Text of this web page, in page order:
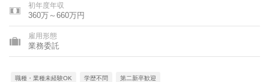
初年度年収
360万～660万円
雇用形態
業務委託
職種・業種未経験OK 学歴不問 第二新卒歓迎